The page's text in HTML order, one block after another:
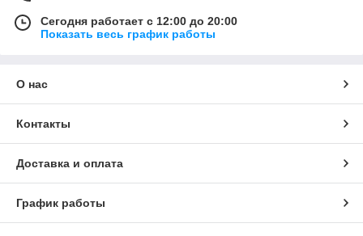
Сегодня работает с 12:00 до 20:00
Показать весь график работы
О нас
Контакты
Доставка и оплата
График работы